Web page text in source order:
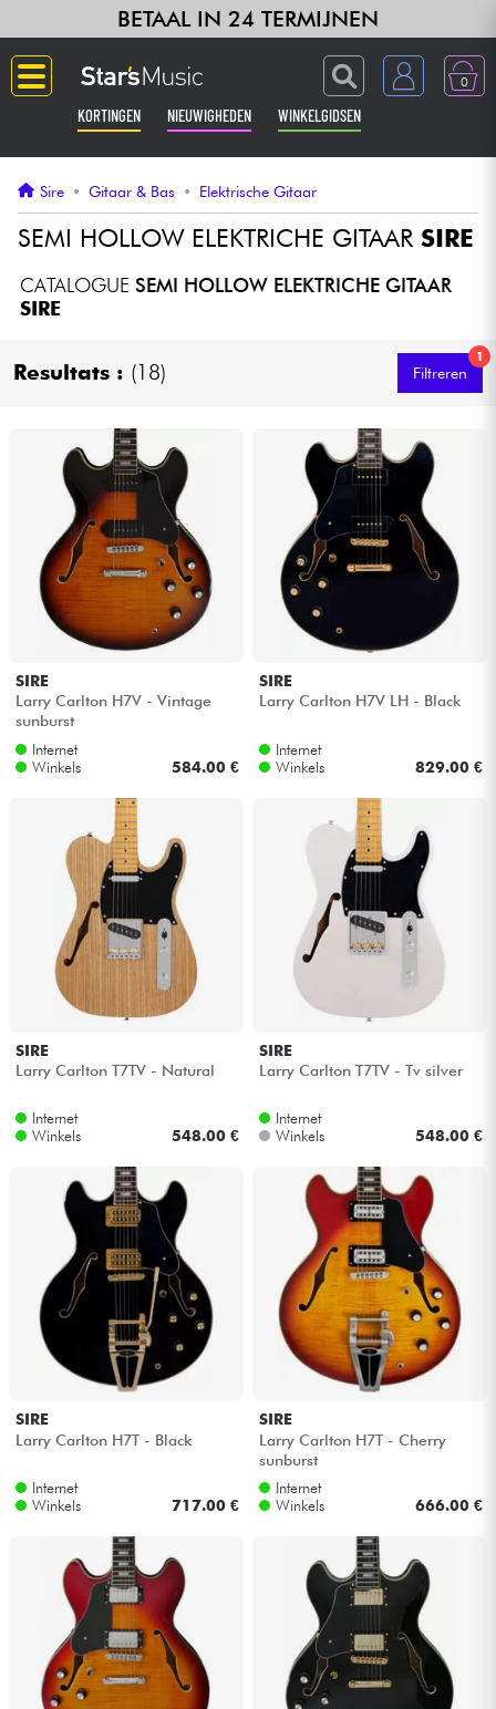
BETAAL IN 24 TERMIJNEN
0
KORTINGEN NIEUWIGHEDEN WINKELGIDSEN
Gitaar & Bas
Versterker & Effecten
Home-studio
Hoofdtelefoon
Microfoon
DJ
Live Sound
Drums & percussie
Blaasinstrument
Viool & Quatuor
Bekijk onze merken
Sire • Gitaar & Bas • Elektrische Gitaar
SEMI HOLLOW ELEKTRICHE GITAAR SIRE
CATALOGUE SEMI HOLLOW ELEKTRICHE GITAAR
SIRE
Resultats : (18)
1
Filtreren
SIRE
Larry Carlton H7V - Vintage
sunburst
Internet
Winkels
584.00 €
SIRE
Larry Carlton H7V LH - Black
Internet
Winkels
829.00 €
SIRE
Larry Carlton T7TV - Natural
Internet
Winkels
548.00 €
SIRE
Larry Carlton T7TV - Tv silver
Internet
Winkels
548.00 €
SIRE
Larry Carlton H7T - Black
Internet
Winkels
717.00 €
SIRE
Larry Carlton H7T - Cherry
sunburst
Internet
Winkels
666.00 €